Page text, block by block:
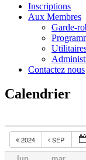
Inscriptions
Aux Membres
Garde-
Contactez nous
Calendrier
2024 SEP